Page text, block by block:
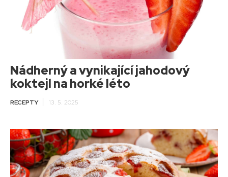
Nádherný a vynikající jahodový
koktejl na horké léto
RECEPTY 13. 5. 2025